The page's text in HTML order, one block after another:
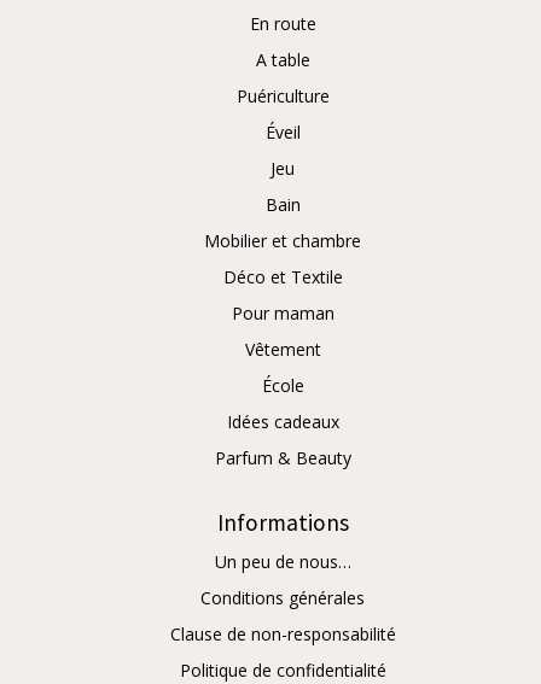
En route
A table
Puériculture
Éveil
Jeu
Bain
Mobilier et chambre
Déco et Textile
Pour maman
Vêtement
École
Idées cadeaux
Parfum & Beauty
Informations
Un peu de nous…
Conditions générales
Clause de non-responsabilité
Politique de confidentialité